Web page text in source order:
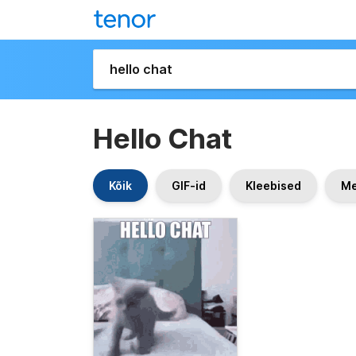
Hello Chat
Kõik GIF-id Kleebised